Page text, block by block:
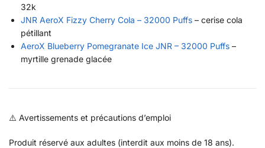
32k
JNR AeroX Fizzy Cherry Cola – 32000 Puffs – cerise cola
pétillant
AeroX Blueberry Pomegranate Ice JNR – 32000 Puffs –
myrtille grenade glacée
⚠️ Avertissements et précautions d’emploi
Produit réservé aux adultes (interdit aux moins de 18 ans).